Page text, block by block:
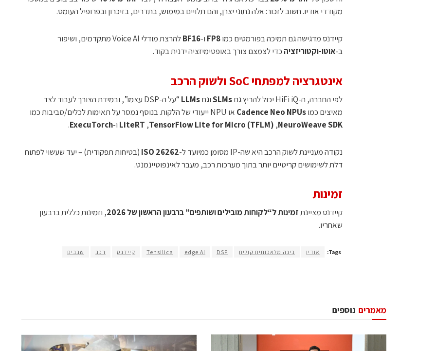
מקודדי אודיו. חשוב לזכור: אלה נתוני יצרן, והם תלויים במימוש, בתדרים, בזיכרון ובפרופיל העומס.
קיידנס מדגישה גם תמיכה בפורמטים כמוFP8 ו-BF16
להרצת מודלי Voice AI מתקדמים, ושיפור
ב-אוטו-וקטוריזציה כדי לצמצם צורך באופטימיזציה ידנית בקוד.
אינטגרציה למפתחי SoC ולשוק הרכב
לפי החברה, ה-HiFi iQ יכול להריץ גם SLMsוגםLLMs
“על ה-DSP עצמו”, ובמידת הצורך לעבוד לצד
מאיצים כמוCadence Neo NPUs או NPU ייעודי של הלקוח. בנוסף נמסר על תאימות לכלים/סביבות כמו
NeuroWeave SDK
, ‏
TensorFlow Lite for Micro (TFLM)
, ‏
LiteRT ו-ExecuTorch
.
נקודה מעניינת לשוק הרכב היא שה-IP מסומן כמיועד ל- ISO 26262 (בטיחות תפקודית) – יעד שעשוי לפתוח
דלת לשימושים קריטיים יותר בתוך מערכות רכב, מעבר לאינפוטיינמנט.
זמינות
קיידנס מציינתזמינות ל“לקוחות מובילים ושותפים” ברבעון הראשון של 2026
, וזמינות כללית ברבעון
שאחריו.
Tags: אודיו בינה מלאכותית קולית DSP
edge AI
Tensilica קיידנס רכב שבבים
נוספים מאמרים